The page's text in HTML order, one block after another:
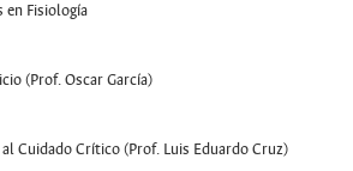
en Fisiología
(Prof. Oscar García)
Cuidado Crítico (Prof. Luis Eduardo Cruz)